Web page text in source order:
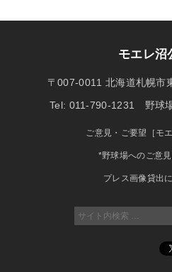
モエレ沼
〒007-0011 北海道札幌市
Tel: 011-790-1231 野球
ご意見・ご要望［モ
*野球場へのご意
プレス画像貸出